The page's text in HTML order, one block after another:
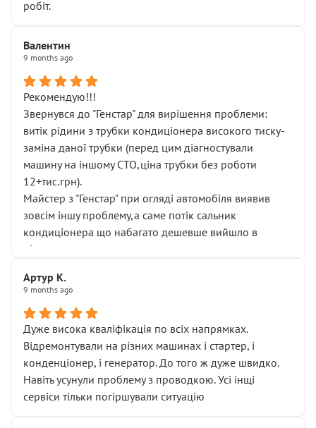
робіт.
Валентин
9 months ago
Рекомендую!!!
Звернувся до "Генстар" для вирішення проблеми:
витік рідини з трубки кондиціонера високого тиску-
заміна даної трубки (перед цим діагностували
машину на іншому СТО,ціна трубки без роботи
12+тис.грн).
Майстер з "Генстар" при огляді автомобіля виявив
зовсім іншу проблему,а саме потік сальник
кондиціонера що набагато дешевше вийшло в
підсумку.
Артур К.
9 months ago
Дуже висока кваліфікація по всіх напрямках.
Відремонтували на різних машинах і стартер, і
конденціонер, і генератор. До того ж дуже швидко.
Навіть усунули проблему з проводкою. Усі інщі
сервіси тільки погіршували ситуацію